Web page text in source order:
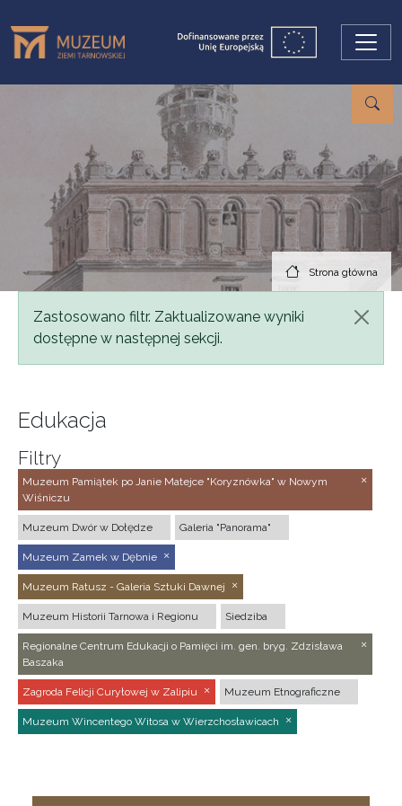
Strona główna
Komunikat
Zastosowano filtr. Zaktualizowane wyniki
dostępne w następnej sekcji.
Edukacja
Filtry
Muzeum Pamiątek po Janie Matejce "Koryznówka" w Nowym
Wiśniczu
Muzeum Dwór w Dołędze Galeria "Panorama"
Muzeum Zamek w Dębnie
Muzeum Ratusz - Galeria Sztuki Dawnej
Muzeum Historii Tarnowa i Regionu Siedziba
Regionalne Centrum Edukacji o Pamięci im. gen. bryg. Zdzisława
Baszaka
Zagroda Felicji Curyłowej w Zalipiu Muzeum Etnograficzne
Muzeum Wincentego Witosa w Wierzchosławicach